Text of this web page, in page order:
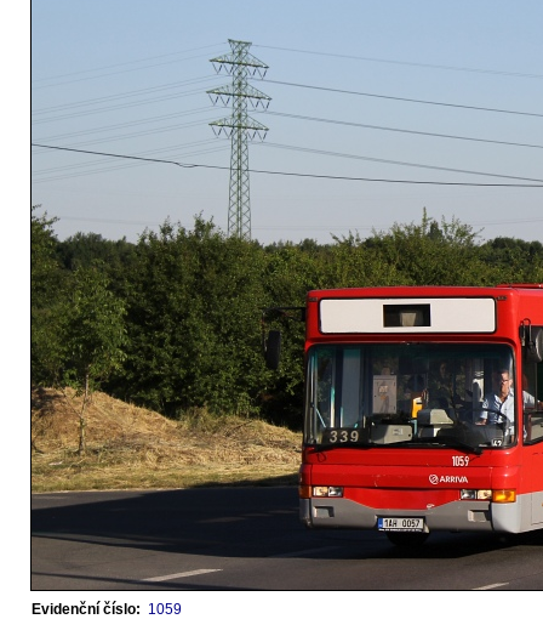
Evidenční číslo: 1059